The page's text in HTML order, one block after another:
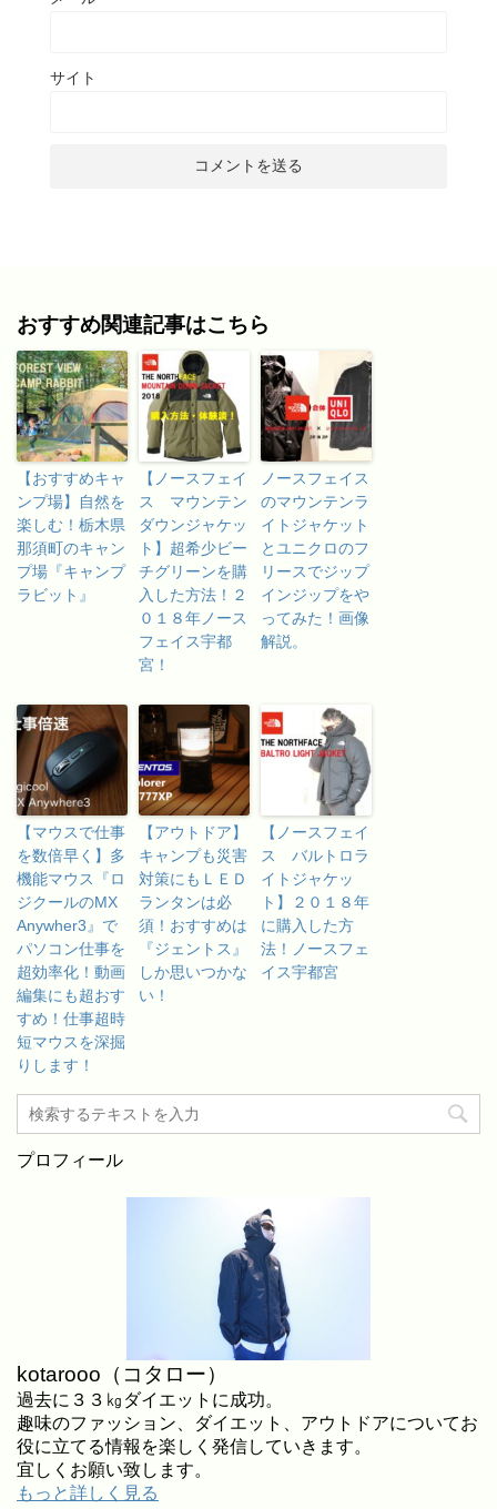
サイト
おすすめ関連記事はこちら
【おすすめキャ
ンプ場】自然を
楽しむ！栃木県
那須町のキャン
プ場『キャンプ
ラビット』
【ノースフェイ
ス マウンテン
ダウンジャケッ
ト】超希少ビー
チグリーンを購
入した方法！２
０１８年ノース
フェイス宇都
宮！
ノースフェイス
のマウンテンラ
イトジャケット
とユニクロのフ
リースでジップ
インジップをや
ってみた！画像
解説。
【マウスで仕事
を数倍早く】多
機能マウス『ロ
ジクールのMX
Anywher3』で
パソコン仕事を
超効率化！動画
編集にも超おす
すめ！仕事超時
短マウスを深掘
りします！
【アウトドア】
キャンプも災害
対策にもＬＥＤ
ランタンは必
須！おすすめは
『ジェントス』
しか思いつかな
い！
【ノースフェイ
ス バルトロラ
イトジャケッ
ト】２０１８年
に購入した方
法！ノースフェ
イス宇都宮
プロフィール
kotarooo（コタロー）
過去に３３㎏ダイエットに成功。
趣味のファッション、ダイエット、アウトドアについてお
役に立てる情報を楽しく発信していきます。
宜しくお願い致します。
もっと詳しく見る